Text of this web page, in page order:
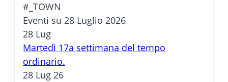
#_TOWN
Eventi su 28 Luglio 2026
28 Lug
Martedì 17a settimana del tempo
ordinario.
28 Lug 26